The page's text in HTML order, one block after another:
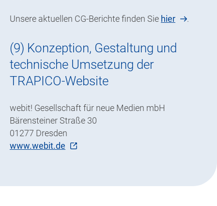
Unsere aktuellen CG-Berichte finden Sie hier .
(9) Konzeption, Gestaltung und
technische Umsetzung der
TRAPICO-Website
webit! Gesellschaft für neue Medien mbH
Bärensteiner Straße 30
01277 Dresden
www.webit.de